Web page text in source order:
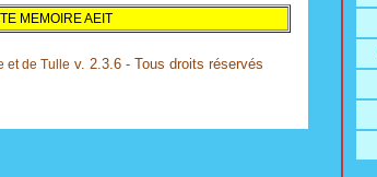
MEMOIRE AEIT
et de Tulle v. 2.3.6 - Tous droits réservés